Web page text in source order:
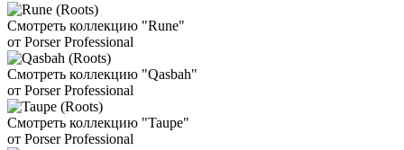
Смотреть коллекцию "Rune"
от Porser Professional
Смотреть коллекцию "Qasbah"
от Porser Professional
Смотреть коллекцию "Taupe"
от Porser Professional